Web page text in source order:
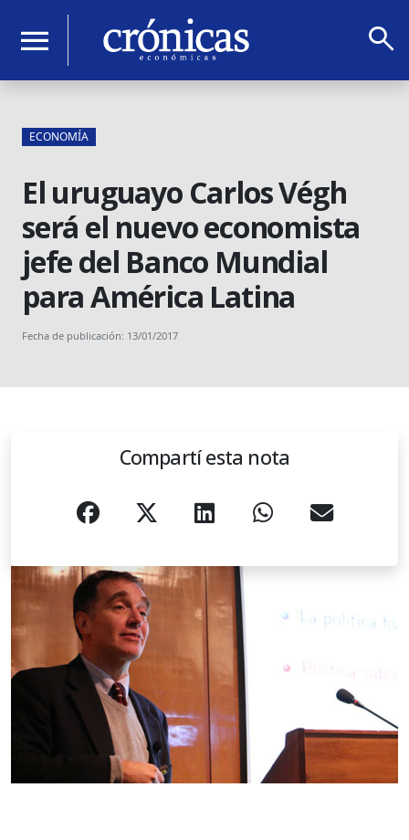
menu search
ECONOMÍA
El uruguayo Carlos Végh
será el nuevo economista
jefe del Banco Mundial
para América Latina
Fecha de publicación: 13/01/2017
Compartí esta nota